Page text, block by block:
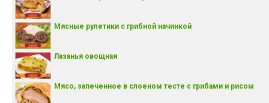
Мясные рулетики с грибной начинкой
Лазанья овощная
Мясо, запеченное в слоеном тесте с грибами и рисом